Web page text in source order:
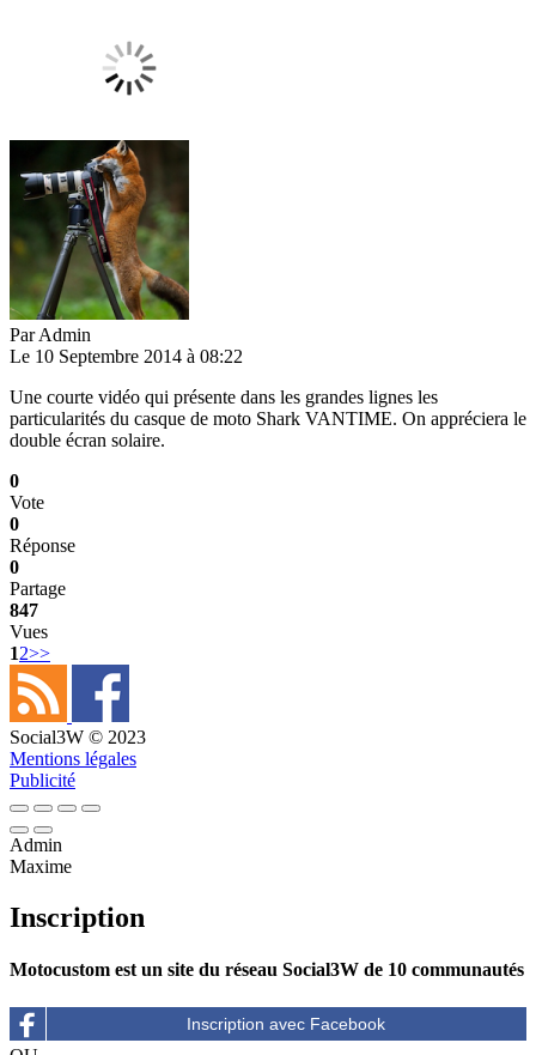
ParAdmin
Le 10 Septembre 2014 à 08:22
Une courte vidéo qui présente dans les grandes lignes les
particularités du casque de moto Shark VANTIME. On appréciera le
double écran solaire.
0
Vote
0
Réponse
0
Partage
847
Vues
12>>
Social3W © 2023
Mentions légales
Publicité
Admin
Maxime
Inscription
Motocustom est un site du réseau Social3W de 10 communautés